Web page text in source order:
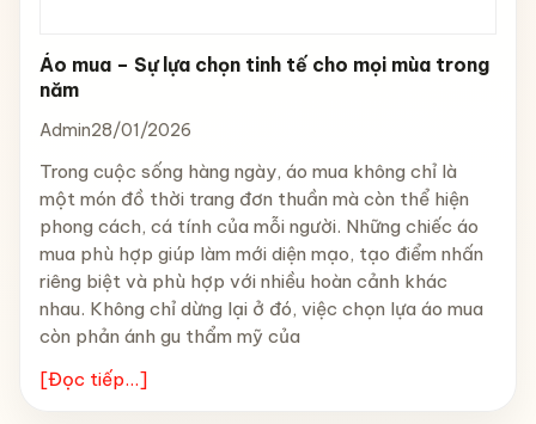
Áo mua – Sự lựa chọn tinh tế cho mọi mùa trong
năm
Admin28/01/2026
Trong cuộc sống hàng ngày, áo mua không chỉ là
một món đồ thời trang đơn thuần mà còn thể hiện
phong cách, cá tính của mỗi người. Những chiếc áo
mua phù hợp giúp làm mới diện mạo, tạo điểm nhấn
riêng biệt và phù hợp với nhiều hoàn cảnh khác
nhau. Không chỉ dừng lại ở đó, việc chọn lựa áo mua
còn phản ánh gu thẩm mỹ của
[Đọc tiếp...]